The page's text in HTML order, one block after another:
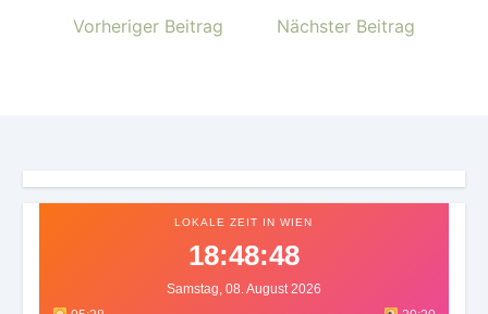
Vorheriger Beitrag Nächster Beitrag
LOKALE ZEIT IN WIEN
18:48:52
Samstag, 08. August 2026